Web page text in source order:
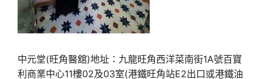
中元堂(旺角醫舘)地址：九龍旺角西洋菜南街1A號百寶
利商業中心11樓02及03室(港鐵旺角站E2出口或港鐵油